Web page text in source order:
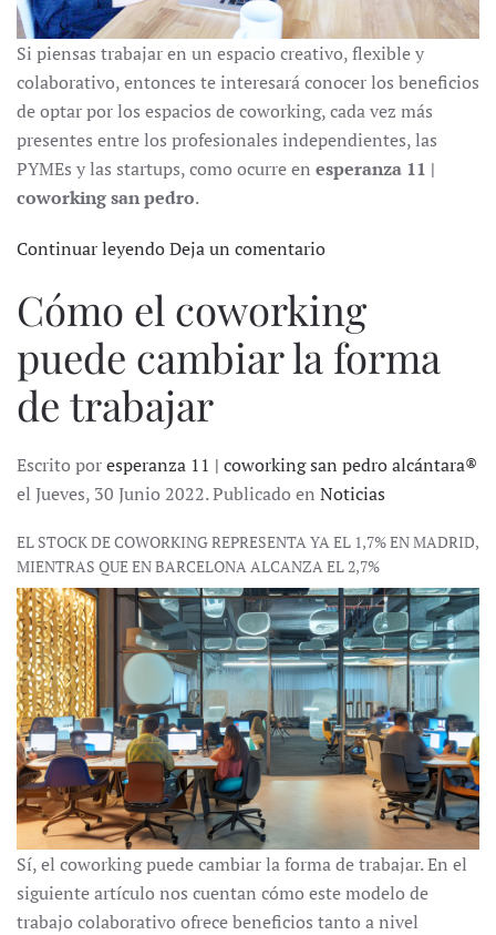
Si piensas trabajar en un espacio creativo, flexible y
colaborativo, entonces te interesará conocer los beneficios
de optar por los espacios de coworking, cada vez más
presentes entre los profesionales independientes, las
PYMEs y las startups, como ocurre en esperanza 11 |
coworking san pedro.
Continuar leyendoDeja un comentario
Cómo el coworking
puede cambiar la forma
de trabajar
Escrito poresperanza 11 | coworking san pedro alcántara®
el Jueves, 30 Junio 2022. Publicado en Noticias
EL STOCK DE COWORKING REPRESENTA YA EL 1,7% EN MADRID,
MIENTRAS QUE EN BARCELONA ALCANZA EL 2,7%
Sí, el coworking puede cambiar la forma de trabajar. En el
siguiente artículo nos cuentan cómo este modelo de
trabajo colaborativo ofrece beneficios tanto a nivel